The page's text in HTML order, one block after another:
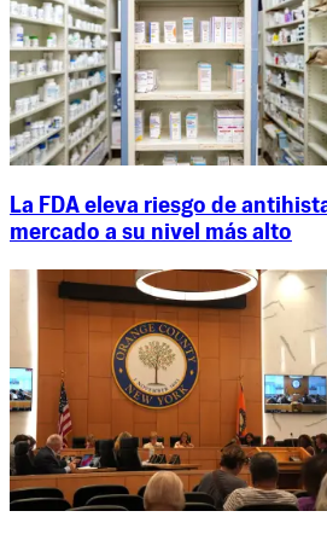
La FDA eleva riesgo de
mercado a su nivel más alto